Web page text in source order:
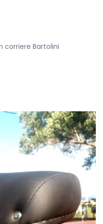
corriere Bartolini